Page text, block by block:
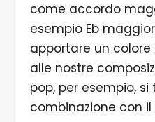
come accordo
esempio Eb
apportare un
alle nostre
pop, per esempio,
combinazione con il